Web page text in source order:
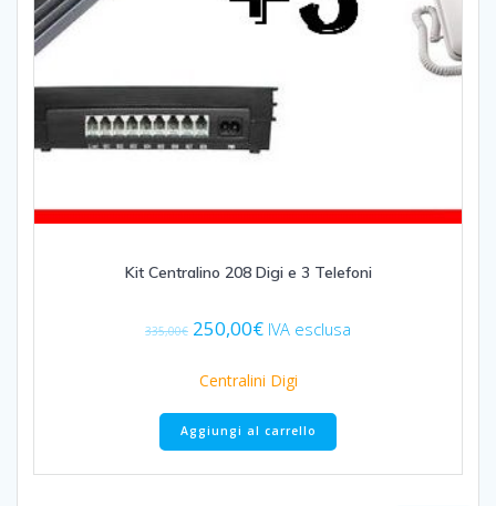
Kit Centralino 208 Digi e 3 Telefoni
335,00€ Il
originale
335,00€.
250,00€Il
attuale
250,00€.
IVA esclusa
Centralini Digi
Aggiungi al carrello